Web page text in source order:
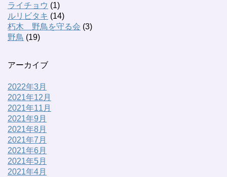
ライチョウ (1)
ルリビタキ (14)
朽木 野鳥を守る会 (3)
野鳥 (19)
アーカイブ
2022年3月
2021年12月
2021年11月
2021年9月
2021年8月
2021年7月
2021年6月
2021年5月
2021年4月